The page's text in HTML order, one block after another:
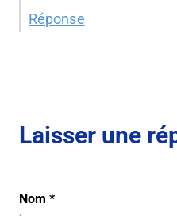
Réponse
Laisser une
Nom *